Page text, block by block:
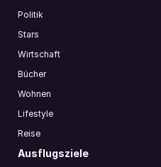
Politik
Stars
Wirtschaft
Bücher
Wohnen
Lifestyle
Reise
Ausflugsziele